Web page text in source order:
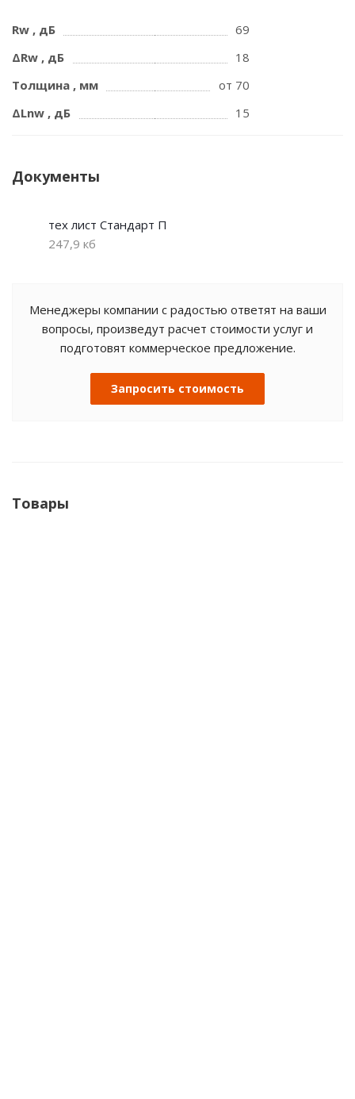
Rw , дБ
69
ΔRw , дБ
18
Толщина , мм
от 70
ΔLnw , дБ
15
Документы
тех лист Стандарт П
247,9 кб
Менеджеры компании с радостью ответят на ваши
вопросы, произведут расчет стоимости услуг и
подготовят коммерческое предложение.
Запросить стоимость
Товары